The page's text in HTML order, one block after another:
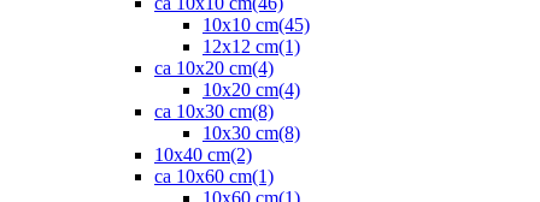
10x10 cm(45)
12x12 cm(1)
ca 10x20 cm(4)
10x20 cm(4)
ca 10x30 cm(8)
10x30 cm(8)
10x40 cm(2)
ca 10x60 cm(1)